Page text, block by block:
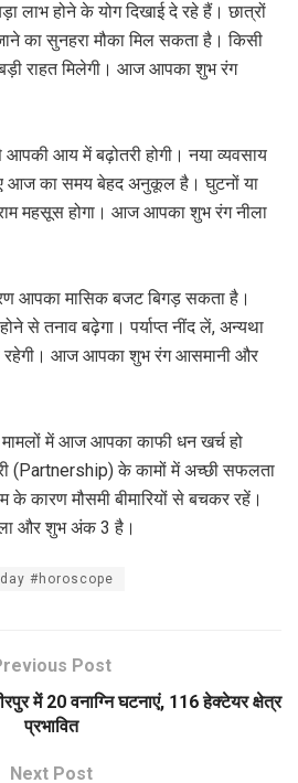
होने के योग दिखाई दे रहे हैं। छात्रों
का सुनहरा मौका मिल सकता है। किसी
राहत मिलेगी। आज आपका शुभ रंग
आय में बढ़ोतरी होगी। नया व्यवसाय
आज का समय बेहद अनुकूल है। घुटनों या
महसूस होगा। आज आपका शुभ रंग नीला
आपका मासिक बजट बिगड़ सकता है।
से तनाव बढ़ेगा। पर्याप्त नींद लें, अन्यथा
रहेगी। आज आपका शुभ रंग आसमानी और
में आज आपका काफी धन खर्च हो
(Partnership) के कामों में अच्छी सफलता
कारण मौसमी बीमारियों से बचकर रहें।
और शुभ अंक 3 है।
#horoscope
Post
में 20 वनाग्नि घटनाएं, 116 हेक्टेयर क्षेत्र
प्रभावित
Next Post